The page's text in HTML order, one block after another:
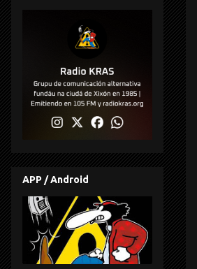
APP / Android